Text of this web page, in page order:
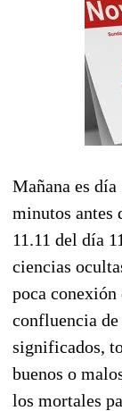
Mañana es
minutos antes
11.11 del día
ciencias
poca
confluencia
significados,
buenos o
los mortales